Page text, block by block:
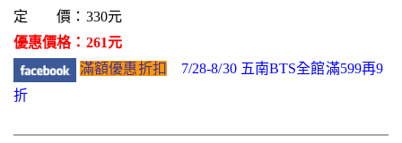
定 價：330元
優惠價格：261元
滿額優惠折扣
7/28-8/30 五南BTS全館滿599再9
折